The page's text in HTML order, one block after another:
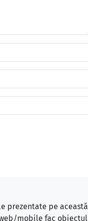
prezentate pe această
mobile fac obiectul